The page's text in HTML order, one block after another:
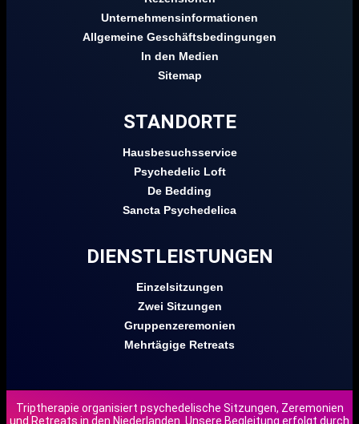
Unternehmensinformationen
Allgemeine Geschäftsbedingungen
In den Medien
Sitemap
STANDORTE
Hausbesuchsservice
Psychedelic Loft
De Bedding
Sancta Psychedelica
DIENSTLEISTUNGEN
Einzelsitzungen
Zwei Sitzungen
Gruppenzeremonien
Mehrtägige Retreats
Triptherapie organisiert psychedelische Sitzungen, Zeremonien
und Retreats in den Niederlanden. Unsere Begleitung erfolgt durch